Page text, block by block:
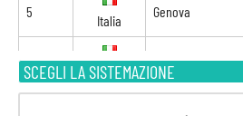
SCEGLI LA SISTEMAZIONE
5
Italia
Genova
6
Italia
Napoli
Palermo